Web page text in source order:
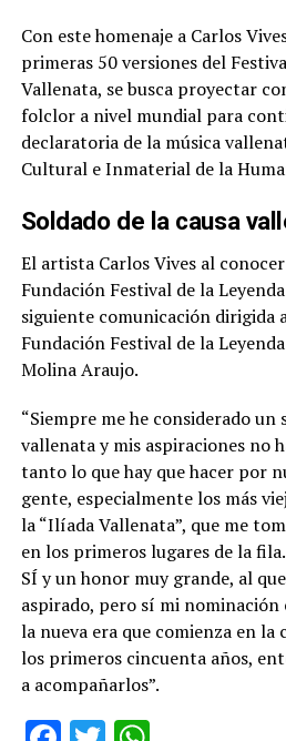
Con este homenaje a Carlos
primeras 50 versiones del
Vallenata, se busca proyectar
folclor a nivel mundial para
declaratoria de la música
Cultural e Inmaterial de la
Soldado de la causa
El artista Carlos Vives al
Fundación Festival de la
siguiente comunicación dirigida
Fundación Festival de la
Molina Araujo.
“Siempre me he considerado un
vallenata y mis aspiraciones no
tanto lo que hay que hacer por
gente, especialmente los más
la “Ilíada Vallenata”, que me
en los primeros lugares de la
SÍ y un honor muy grande, al
aspirado, pero sí mi
la nueva era que comienza en la
los primeros cincuenta años,
a acompañarlos”.